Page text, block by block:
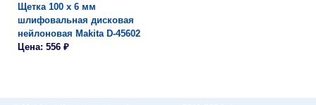
Щетка 100 х 6 мм
шлифовальная дисковая
нейлоновая Makita D-45602
Цена: 556 ₽